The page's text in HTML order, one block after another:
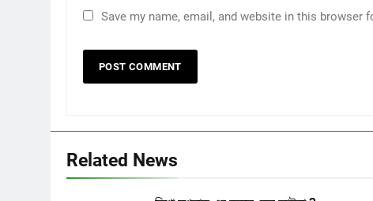
Save my name, email, and website in this browser
Related News